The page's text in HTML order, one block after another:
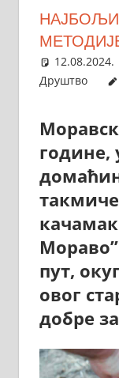
12.08.2024.
Друштво
године,
пут,
овог
добре